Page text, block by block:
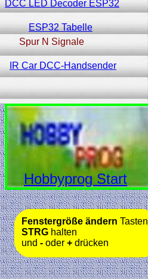
DCC LED Decoder ESP32
ESP32 Tabelle
Spur N Signale
IR Car DCC-Handsender
Hobbyprog Start
Fenstergröße ändern Tasten
STRG halten
und - oder + drücken